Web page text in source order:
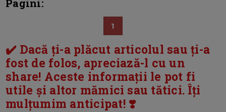
Pagini:
1
✔️ Dacă ți-a plăcut articolul sau ți-a
fost de folos, apreciază-l cu un
share! Aceste informații le pot fi
utile și altor mămici sau tătici. Îți
mulțumim anticipat! ❣️